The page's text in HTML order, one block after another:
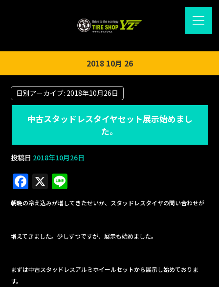
2018 10月 26
日別アーカイブ: 2018年10月26日
中古スタッドレスタイヤセット展示始めまし
た。
投稿日 2018年10月26日
F
a
c
e
b
o
X
n
e
朝晩の冷え込みが増してきたせいか、スタッドレスタイヤの問い合わせが
増えてきました。少しずつですが、展示も始めました。
まずは中古スタッドレスアルミホイールセットから展示し始めておりま
す。